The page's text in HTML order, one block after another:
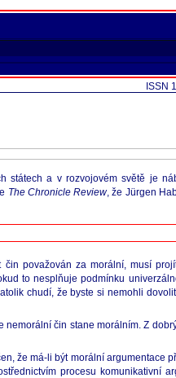
ISSN
státech a v rozvojovém světě je
The Chronicle Review, že Jürgen
považován za morální, musí
to nesplňuje podmínku
chudí, že byste si nemohli
čin stane morálním. Z
že má-li být morální argumentace
procesu komunikativní